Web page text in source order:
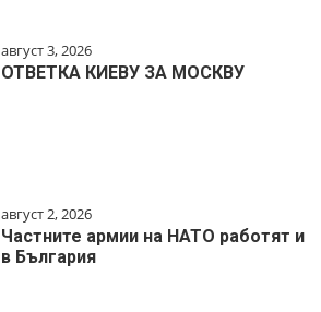
август 3, 2026
ОТВЕТКА КИЕВУ ЗА МОСКВУ
август 2, 2026
Частните армии на НАТО работят и
в България